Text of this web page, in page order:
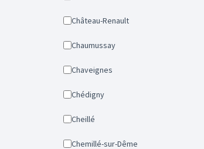
Château-Renault
Chaumussay
Chaveignes
Chédigny
Cheillé
Chemillé-sur-Dême